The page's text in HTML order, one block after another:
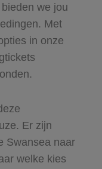
we jou
Met
in onze
Er zijn
Swansea naar
welke kies